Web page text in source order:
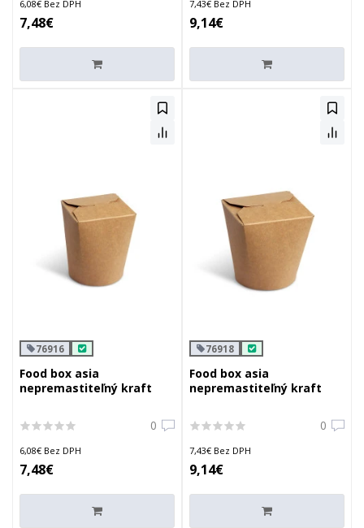
6,08€ Bez DPH
7,48€
7,43€ Bez DPH
9,14€
76916
Food box asia
nepremastiteľný kraft
0
6,08€ Bez DPH
7,48€
76918
Food box asia
nepremastiteľný kraft
0
7,43€ Bez DPH
9,14€